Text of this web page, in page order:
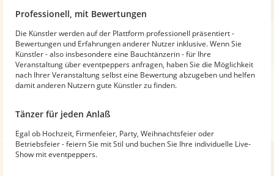
Professionell, mit Bewertungen
Die Künstler werden auf der Plattform professionell präsentiert -
Bewertungen und Erfahrungen anderer Nutzer inklusive. Wenn Sie
Künstler - also insbesondere eine Bauchtänzerin - für Ihre
Veranstaltung über eventpeppers anfragen, haben Sie die Möglichkeit
nach Ihrer Veranstaltung selbst eine Bewertung abzugeben und helfen
damit anderen Nutzern gute Künstler zu finden.
Tänzer für jeden Anlaß
Egal ob Hochzeit, Firmenfeier, Party, Weihnachtsfeier oder
Betriebsfeier - feiern Sie mit Stil und buchen Sie Ihre individuelle Live-
Show mit eventpeppers.